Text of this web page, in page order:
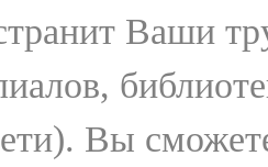
Ваши
Вы